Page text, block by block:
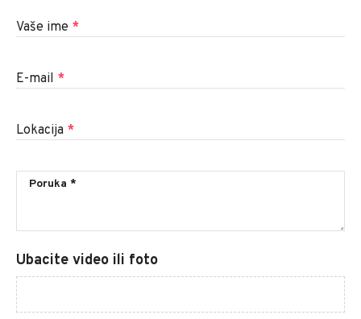
Vaše ime *
E-mail *
Lokacija *
Ubacite video ili foto